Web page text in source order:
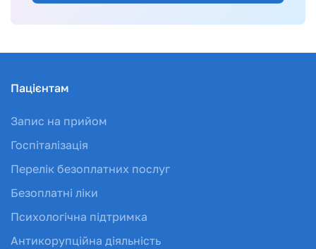
Пацієнтам
Запис на прийом
Госпіталізація
Перелік безоплатних послуг
Безоплатні ліки
Психологічна підтримка
Антикорупційна діяльність